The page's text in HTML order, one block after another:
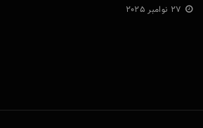
27 نوامبر 2025